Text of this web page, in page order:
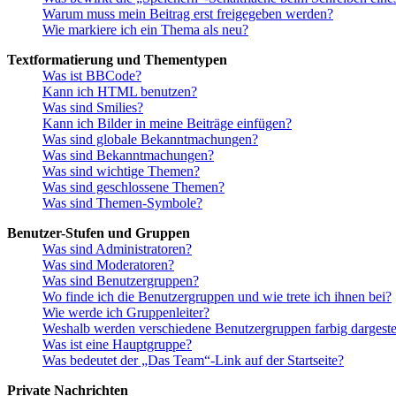
Warum muss mein Beitrag erst freigegeben werden?
Wie markiere ich ein Thema als neu?
Textformatierung und Thementypen
Was ist BBCode?
Kann ich HTML benutzen?
Was sind Smilies?
Kann ich Bilder in meine Beiträge einfügen?
Was sind globale Bekanntmachungen?
Was sind Bekanntmachungen?
Was sind wichtige Themen?
Was sind geschlossene Themen?
Was sind Themen-Symbole?
Benutzer-Stufen und Gruppen
Was sind Administratoren?
Was sind Moderatoren?
Was sind Benutzergruppen?
Wo finde ich die Benutzergruppen und wie trete ich ihnen bei?
Wie werde ich Gruppenleiter?
Weshalb werden verschiedene Benutzergruppen farbig
Was ist eine Hauptgruppe?
Was bedeutet der „Das Team“-Link auf der Startseite?
Private Nachrichten